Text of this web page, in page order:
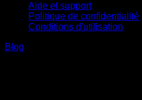
Aide et support
Politique de confidentialité
Conditions d'utilisation
Blog